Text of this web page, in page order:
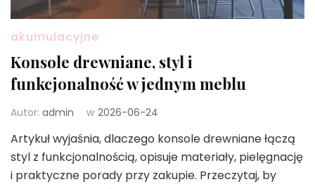
akumulacyjne
Konsole drewniane, styl i
funkcjonalność w jednym meblu
Autor: admin w 2026-06-24
Artykuł wyjaśnia, dlaczego konsole drewniane łączą
styl z funkcjonalnością, opisuje materiały, pielęgnację
i praktyczne porady przy zakupie. Przeczytaj, by